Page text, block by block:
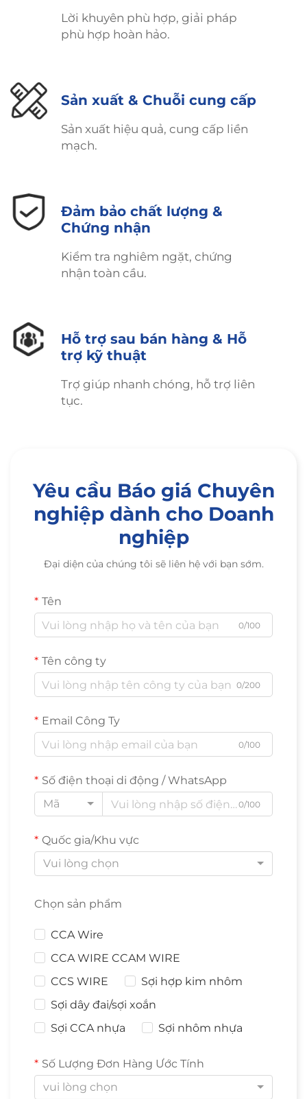
Lời khuyên phù hợp, giải pháp
phù hợp hoàn hảo.
Sản xuất & Chuỗi cung cấp
Sản xuất hiệu quả, cung cấp liền
mạch.
Đảm bảo chất lượng &
Chứng nhận
Kiểm tra nghiêm ngặt, chứng
nhận toàn cầu.
Hỗ trợ sau bán hàng & Hỗ
trợ kỹ thuật
Trợ giúp nhanh chóng, hỗ trợ liên
tục.
Yêu cầu Báo giá Chuyên
nghiệp dành cho Doanh
nghiệp
Đại diện của chúng tôi sẽ liên hệ với bạn sớm.
Tên
0/100
Tên công ty
0/200
Email Công Ty
0/100
Số điện thoại di động / WhatsApp
Mã
0/100
Quốc gia/Khu vực
Vui lòng chọn
Chọn sản phẩm
CCA Wire
CCA WIRE CCAM WIRE
CCS WIRE
Sợi hợp kim nhôm
Sợi dây đai/sợi xoắn
Sợi CCA nhựa
Sợi nhôm nhựa
Số Lượng Đơn Hàng Ước Tính
vui lòng chọn